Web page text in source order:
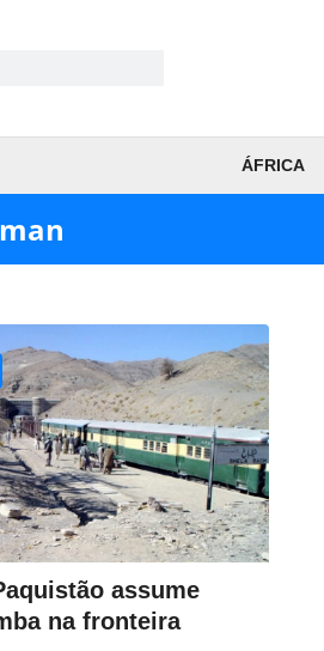
ÁFRICA
assume
na fronteira